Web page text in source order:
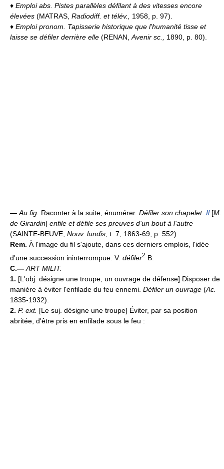
♦ Emploi abs. Pistes parallèles défilant à des vitesses encore
élevées (MATRAS, Radiodiff. et télév., 1958, p. 97).
♦ Emploi pronom. Tapisserie historique que l'humanité tisse et
laisse se défiler derrière elle (RENAN,Avenir sc., 1890, p. 80).
—Au fig. Raconter à la suite, énumérer. Défiler son chapelet. Il[M.
de Girardin] enfile et défile ses preuves d'un bout à l'autre
(SAINTE-BEUVE, Nouv. lundis, t. 7, 1863-69, p. 552).
Rem. À l'image du fil s'ajoute, dans ces derniers emplois, l'idée
d'une succession ininterrompue. V. défiler2 B.
C.— ART MILIT.
1. [L'obj. désigne une troupe, un ouvrage de défense] Disposer de
manière à éviter l'enfilade du feu ennemi. Défiler un ouvrage (Ac.
1835-1932).
2. P. ext. [Le suj. désigne une troupe] Éviter, par sa position
abritée, d'être pris en enfilade sous le feu :